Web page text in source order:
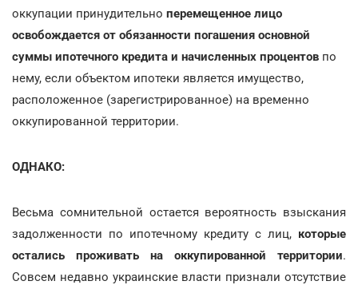
оккупации принудительно перемещенное лицо
освобождается от обязанности погашения основной
суммы ипотечного кредита и начисленных процентов по
нему, если объектом ипотеки является имущество,
расположенное (зарегистрированное) на временно
оккупированной территории.
ОДНАКО:
Весьма сомнительной остается вероятность взыскания
задолженности по ипотечному кредиту с лиц, которые
остались проживать на оккупированной территории.
Совсем недавно украинские власти признали отсутствие